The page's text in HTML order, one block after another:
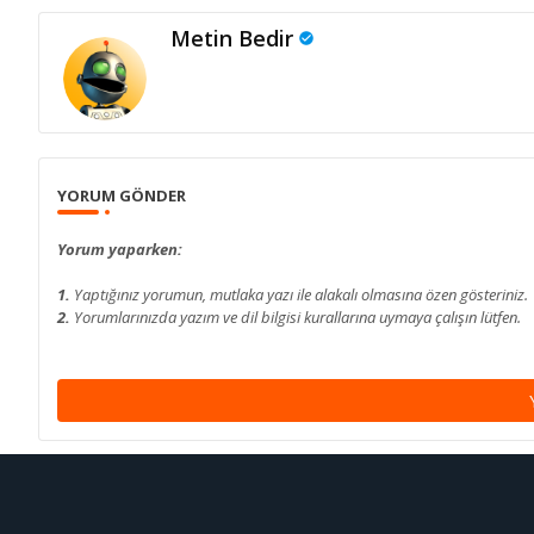
Metin Bedir
YORUM GÖNDER
Yorum yaparken:
1. Yaptığınız yorumun, mutlaka yazı ile alakalı olmasına özen gösteriniz.
2. Yorumlarınızda yazım ve dil bilgisi kurallarına uymaya çalışın lütfen.